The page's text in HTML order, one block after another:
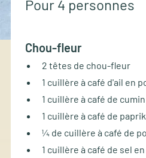
Pour 4 personnes
Chou-fleur
2 têtes de chou-fleur
1 cuillère à café d'ail en
1 cuillère à café de
1 cuillère à café de
¼ de cuillère à café de
1 cuillère à café de sel